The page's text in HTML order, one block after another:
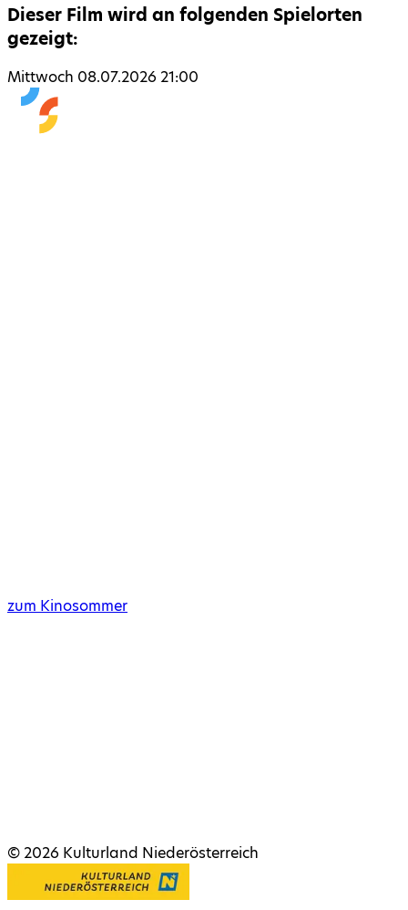
Dieser Film wird an folgenden Spielorten
gezeigt:
Mittwoch 08.07.2026 21:00
zum Kinosommer
© 2026 Kulturland Niederösterreich